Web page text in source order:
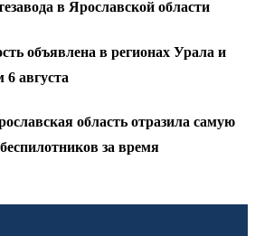
в Ярославской области
объявлена в регионах Урала и
августа
область отразила самую
за время